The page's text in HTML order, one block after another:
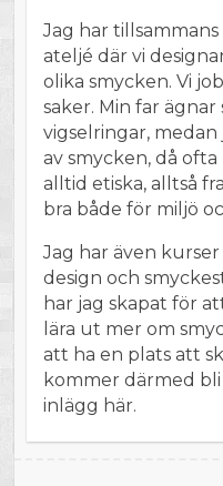
Jag har
ateljé där vi
olika smycken. Vi
saker. Min far
vigselringar,
av smycken, då ofta
alltid etiska, alltså
bra både för miljö
Jag har även
design och
har jag skapat för
lära ut mer om
att ha en plats att
kommer därmed
inlägg här.